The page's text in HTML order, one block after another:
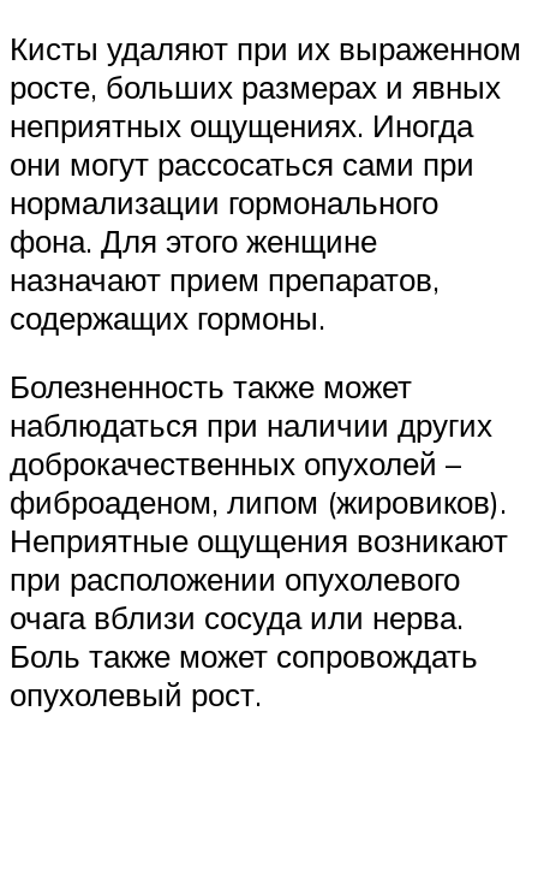
Кисты удаляют при их выраженном
росте, больших размерах и явных
неприятных ощущениях. Иногда
они могут рассосаться сами при
нормализации гормонального
фона. Для этого женщине
назначают прием препаратов,
содержащих гормоны.
Болезненность также может
наблюдаться при наличии других
доброкачественных опухолей –
фиброаденом, липом (жировиков).
Неприятные ощущения возникают
при расположении опухолевого
очага вблизи сосуда или нерва.
Боль также может сопровождать
опухолевый рост.